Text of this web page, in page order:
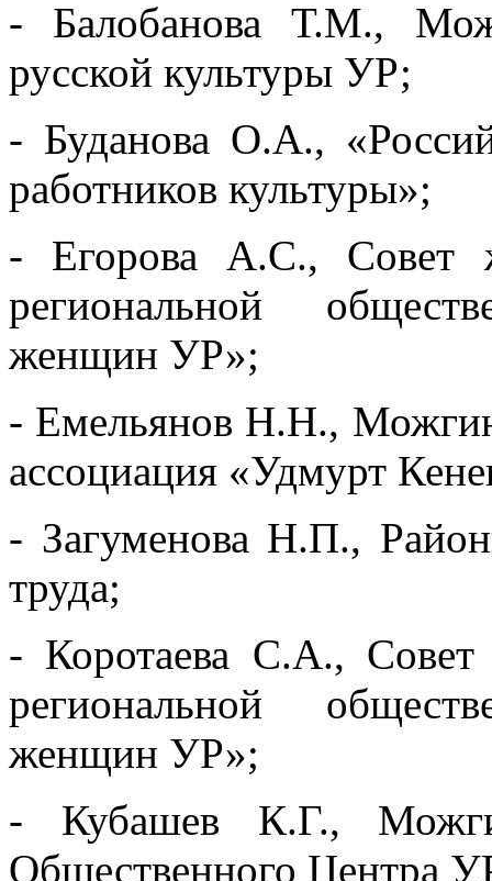
- Балобанова Т.М.,
русской культуры УР;
- Буданова О.А.,
работников культуры»;
- Егорова А.С., Совет
региональной
женщин УР»;
- Емельянов Н.Н.,
ассоциация «Удмурт
- Загуменова Н.П.,
труда;
- Коротаева С.А.,
региональной
женщин УР»;
- Кубашев К.Г.,
Общественного Центра